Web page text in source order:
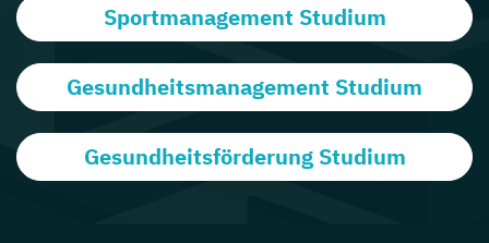
Sportmanagement Studium
Gesundheitsmanagement Studium
Gesundheitsförderung Studium